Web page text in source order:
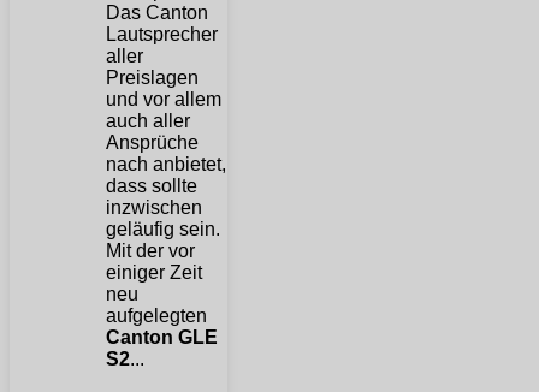
Das Canton
Lautsprecher
aller
Preislagen
und vor allem
auch aller
Ansprüche
nach anbietet,
dass sollte
inzwischen
geläufig sein.
Mit der vor
einiger Zeit
neu
aufgelegten
Canton GLE
S2...